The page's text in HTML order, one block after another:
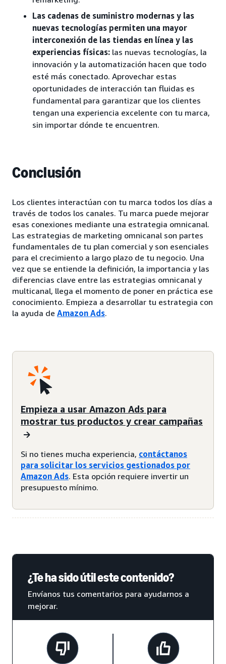
Las cadenas de suministro modernas y las
nuevas tecnologías permiten una mayor
interconexión de las tiendas en línea y las
experiencias físicas: las nuevas tecnologías, la
innovación y la automatización hacen que todo
esté más conectado. Aprovechar estas
oportunidades de interacción tan fluidas es
fundamental para garantizar que los clientes
tengan una experiencia excelente con tu marca,
sin importar dónde te encuentren.
Conclusión
Los clientes interactúan con tu marca todos los días a
través de todos los canales. Tu marca puede mejorar
esas conexiones mediante una estrategia omnicanal.
Las estrategias de marketing omnicanal son partes
fundamentales de tu plan comercial y son esenciales
para el crecimiento a largo plazo de tu negocio. Una
vez que se entiende la definición, la importancia y las
diferencias clave entre las estrategias omnicanal y
multicanal, llega el momento de poner en práctica ese
conocimiento. Empieza a desarrollar tu estrategia con
la ayuda de Amazon Ads.
Empieza a usar Amazon Ads para
mostrar tus productos y crear campañas
Si no tienes mucha experiencia, contáctanos
para solicitar los servicios gestionados por
Amazon Ads. Esta opción requiere invertir un
presupuesto mínimo.
¿Te ha sido útil este contenido?
Envíanos tus comentarios para ayudarnos a
mejorar.